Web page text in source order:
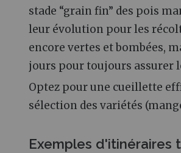
stade “grain fin” des pois
leur évolution pour les
encore vertes et bombées,
jours pour toujours assurer
Optez pour une cueillette
sélection des variétés
Exemples d'itinéraires